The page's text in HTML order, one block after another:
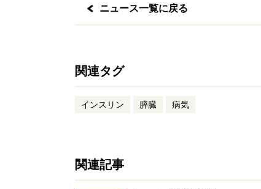
ニュース一覧に戻る
関連タグ
インスリン 膵臓 病気
関連記事